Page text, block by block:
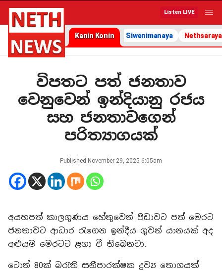
Listen LIVE
Kanin Konin Siwenimanaya Nethsaraya
විපතට පත් ජනතාව
වෙනුවෙන් ඉන්දියානු රජය
සහ ජනතාවගෙන්
පරිත්‍යාගයක්
Published November 29, 2025 6:05am
අයහපත් කාලගුණය හේතුවෙන් පීඩාවට පත් මෙරට
ජනතාවට ආධාර රැගෙන ඉන්දීය ගුවන් යානයක් අද
අළුයම මෙරටට ළගා වී තිබෙනවා.
ටොන් 80ක් බරැති සනීපාරක්ෂක ද්‍රව්‍ය තොගයක්